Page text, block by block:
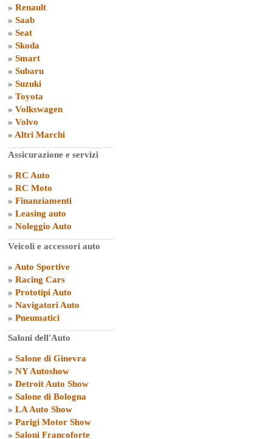
» Renault
» Saab
» Seat
» Skoda
» Smart
» Subaru
» Suzuki
» Toyota
» Volkswagen
» Volvo
» Altri Marchi
Assicurazione e servizi
» RC Auto
» RC Moto
» Finanziamenti
» Leasing auto
» Noleggio Auto
Veicoli e accessori auto
» Auto Sportive
» Racing Cars
» Prototipi Auto
» Navigatori Auto
» Pneumatici
Saloni dell'Auto
» Salone di Ginevra
» NY Autoshow
» Detroit Auto Show
» Salone di Bologna
» LA Auto Show
» Parigi Motor Show
» Saloni Francoforte